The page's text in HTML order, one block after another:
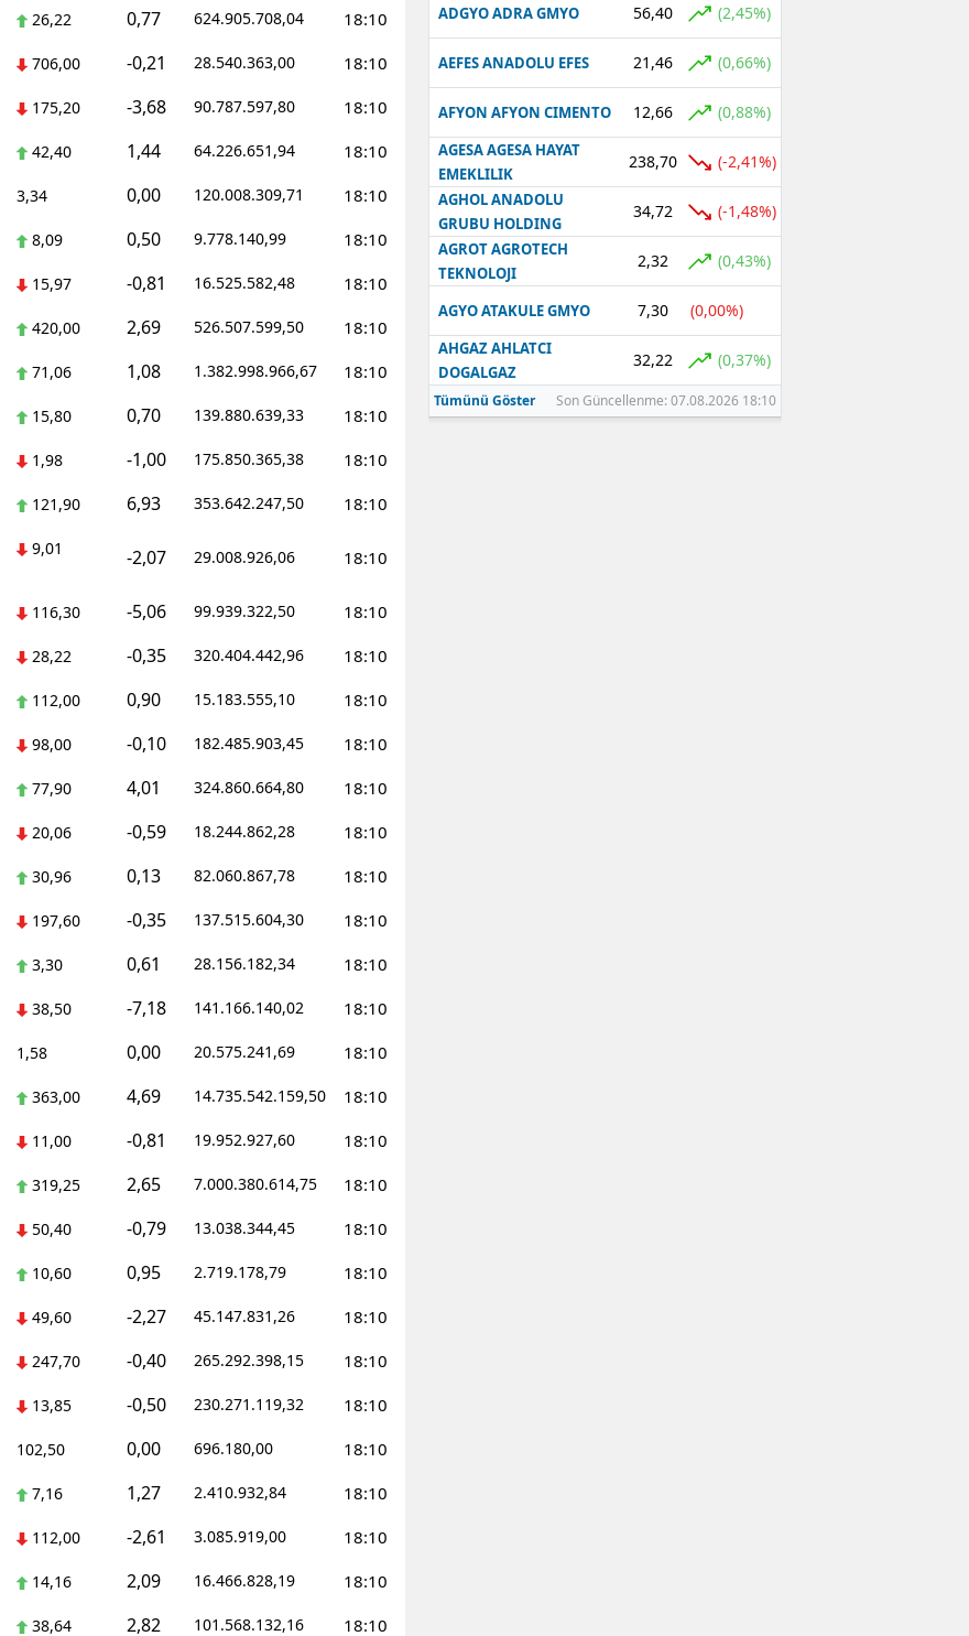
26,22 0,77 624.905.708,04 18:10
706,00 -0,21 28.540.363,00 18:10
175,20 -3,68 90.787.597,80 18:10
42,40 1,44 64.226.651,94 18:10
3,34 0,00 120.008.309,71 18:10
8,09 0,50 9.778.140,99 18:10
15,97 -0,81 16.525.582,48 18:10
420,00 2,69 526.507.599,50 18:10
71,06 1,08 1.382.998.966,67 18:10
15,80 0,70 139.880.639,33 18:10
1,98 -1,00 175.850.365,38 18:10
121,90 6,93 353.642.247,50 18:10
9,01 -2,07 29.008.926,06 18:10
116,30 -5,06 99.939.322,50 18:10
28,22 -0,35 320.404.442,96 18:10
112,00 0,90 15.183.555,10 18:10
98,00 -0,10 182.485.903,45 18:10
77,90 4,01 324.860.664,80 18:10
20,06 -0,59 18.244.862,28 18:10
30,96 0,13 82.060.867,78 18:10
197,60 -0,35 137.515.604,30 18:10
3,30 0,61 28.156.182,34 18:10
38,50 -7,18 141.166.140,02 18:10
1,58 0,00 20.575.241,69 18:10
363,00 4,69 14.735.542.159,50 18:10
11,00 -0,81 19.952.927,60 18:10
319,25 2,65 7.000.380.614,75 18:10
50,40 -0,79 13.038.344,45 18:10
10,60 0,95 2.719.178,79 18:10
49,60 -2,27 45.147.831,26 18:10
247,70 -0,40 265.292.398,15 18:10
13,85 -0,50 230.271.119,32 18:10
102,50 0,00 696.180,00 18:10
7,16 1,27 2.410.932,84 18:10
112,00 -2,61 3.085.919,00 18:10
14,16 2,09 16.466.828,19 18:10
38,64 2,82 101.568.132,16 18:10
ADGYO ADRA GMYO 56,40 (2,45%)
AEFES ANADOLU EFES 21,46 (0,66%)
AFYON AFYON CIMENTO 12,66 (0,88%)
AGESA AGESA HAYAT
EMEKLILIK
238,70 (-2,41%)
AGHOL ANADOLU
GRUBU HOLDING
34,72 (-1,48%)
AGROT AGROTECH
TEKNOLOJI
2,32 (0,43%)
AGYO ATAKULE GMYO 7,30 (0,00%)
AHGAZ AHLATCI
DOGALGAZ
32,22 (0,37%)
Tümünü Göster Son Güncellenme: 07.08.2026 18:10